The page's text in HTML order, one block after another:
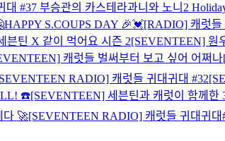
#37 부승관의 카스테라과니와 노니2
HAPPY S.COUPS DAY 🎉💓[RADIO] 캐럿들
븐틴 X 같이 먹어요 시즌 2[SEVENTEEN] 원
캐럿들 벌써부터 보고 싶어 어쩌나
RADIO] 캐럿들 귀대귀대 #32
☎️[SEVENTEEN] 세븐틴과 캐럿이 함께한
다 🚀[SEVENTEEN RADIO] 캐럿들 귀대귀대